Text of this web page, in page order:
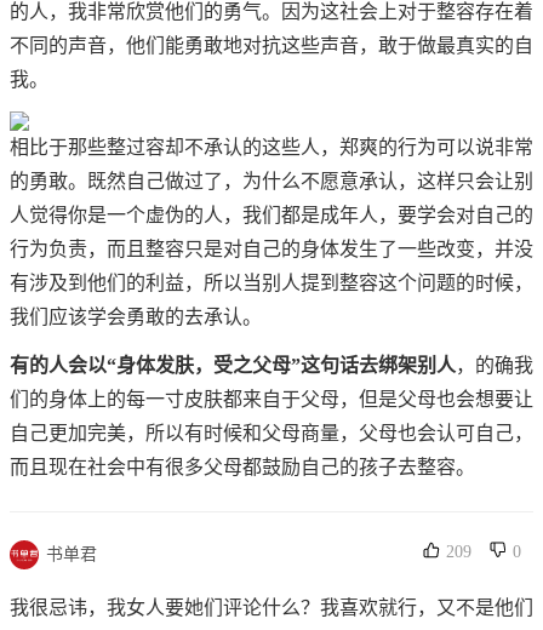
的人，我非常欣赏他们的勇气。因为这社会上对于整容存在着
不同的声音，他们能勇敢地对抗这些声音，敢于做最真实的自
我。
相比于那些整过容却不承认的这些人，郑爽的行为可以说非常
的勇敢。既然自己做过了，为什么不愿意承认，这样只会让别
人觉得你是一个虚伪的人，我们都是成年人，要学会对自己的
行为负责，而且整容只是对自己的身体发生了一些改变，并没
有涉及到他们的利益，所以当别人提到整容这个问题的时候，
我们应该学会勇敢的去承认。
有的人会以“身体发肤，受之父母”这句话去绑架别人，的确我
们的身体上的每一寸皮肤都来自于父母，但是父母也会想要让
自己更加完美，所以有时候和父母商量，父母也会认可自己，
而且现在社会中有很多父母都鼓励自己的孩子去整容。
书单君 209 0
我很忌讳，我女人要她们评论什么？我喜欢就行，又不是他们